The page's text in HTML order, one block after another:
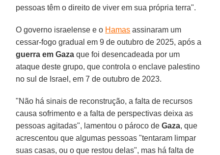
pessoas têm o direito de viver em sua própria terra".
O governo israelense e o Hamas assinaram um
cessar-fogo gradual em 9 de outubro de 2025, após a
guerra em Gaza que foi desencadeada por um
ataque deste grupo, que controla o enclave palestino
no sul de Israel, em 7 de outubro de 2023.
"Não há sinais de reconstrução, a falta de recursos
causa sofrimento e a falta de perspectivas deixa as
pessoas agitadas", lamentou o pároco deGaza, que
acrescentou que algumas pessoas "tentaram limpar
suas casas, ou o que restou delas", mas há falta de